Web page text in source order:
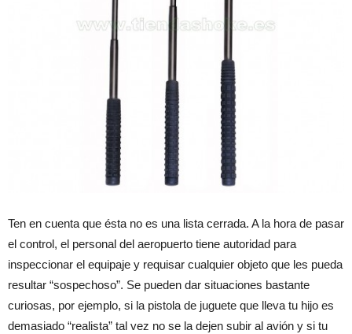
Ten en cuenta que ésta no es una lista cerrada. A la hora de pasar
el control, el personal del aeropuerto tiene autoridad para
inspeccionar el equipaje y requisar cualquier objeto que les pueda
resultar “sospechoso”. Se pueden dar situaciones bastante
curiosas, por ejemplo, si la pistola de juguete que lleva tu hijo es
demasiado “realista” tal vez no se la dejen subir al avión y si tu